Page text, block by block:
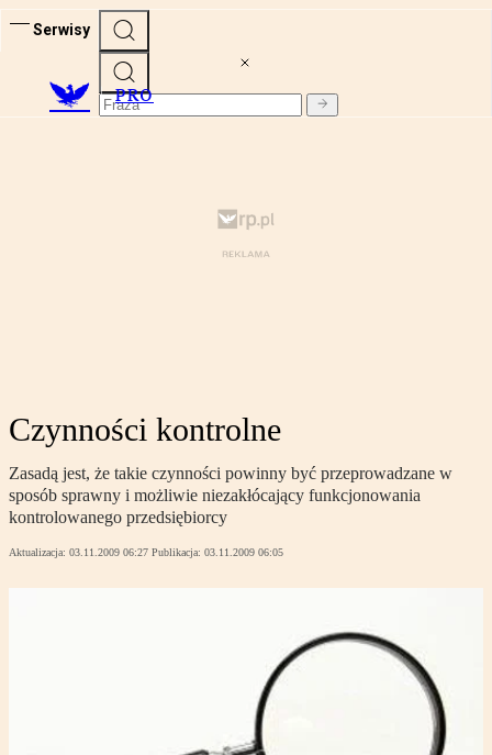
Serwisy
PRO
Czynności kontrolne
Zasadą jest, że takie czynności powinny być przeprowadzane w
sposób sprawny i możliwie niezakłócający funkcjonowania
kontrolowanego przedsiębiorcy
Aktualizacja: 03.11.2009 06:27 Publikacja: 03.11.2009 06:05